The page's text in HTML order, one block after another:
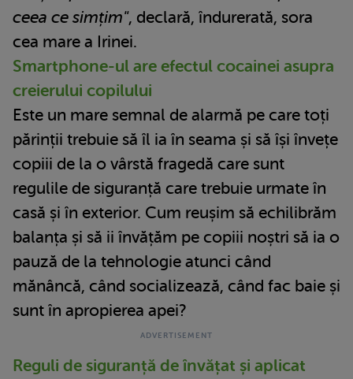
ceea ce simțim", declară, îndurerată, sora
cea mare a Irinei.
Smartphone-ul are efectul cocainei asupra
creierului copilului
Este un mare semnal de alarmă pe care toți
părinții trebuie să îl ia în seama și să își învețe
copiii de la o vârstă fragedă care sunt
regulile de siguranță care trebuie urmate în
casă și în exterior. Cum reușim să echilibrăm
balanța și să ii învățăm pe copiii noștri să ia o
pauză de la tehnologie atunci când
mănâncă, când socializează, când fac baie și
sunt în apropierea apei?
Reguli de siguranță de învățat și aplicat